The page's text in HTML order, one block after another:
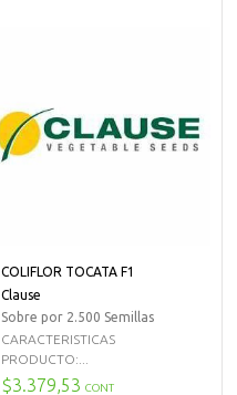
COLIFLOR TOCATA F1
Clause
Sobre por 2.500 Semillas
CARACTERISTICAS
PRODUCTO:...
$3.379,53 CONT